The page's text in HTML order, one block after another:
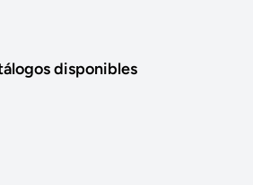
disponibles